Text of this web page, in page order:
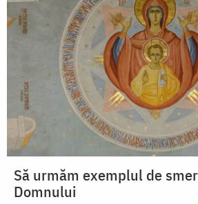
Să urmăm exemplul de
Domnului